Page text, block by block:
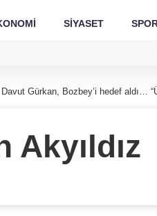
SİYASET
Davut Gürkan, Bozbey’i hedef aldı…
Akyıldız